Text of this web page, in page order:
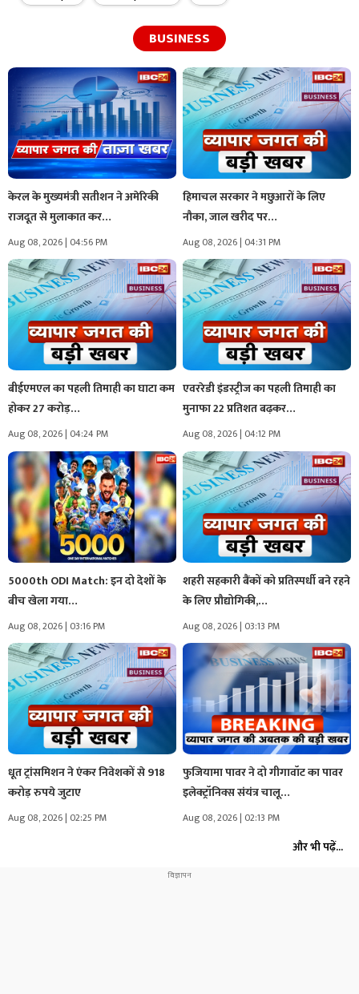
BUSINESS
केरल के मुख्यमंत्री सतीशन ने अमेरिकी
राजदूत से मुलाकात कर…
Aug 08, 2026 | 04:56 PM
हिमाचल सरकार ने मछुआरों के लिए
नौका, जाल खरीद पर…
Aug 08, 2026 | 04:31 PM
बीईएमएल का पहली तिमाही का घाटा कम
होकर 27 करोड़…
Aug 08, 2026 | 04:24 PM
एवररेडी इंडस्ट्रीज का पहली तिमाही का
मुनाफा 22 प्रतिशत बढ़कर…
Aug 08, 2026 | 04:12 PM
5000th ODI Match: इन दो देशों के
बीच खेला गया…
Aug 08, 2026 | 03:16 PM
शहरी सहकारी बैंकों को प्रतिस्पर्धी बने रहने
के लिए प्रौद्योगिकी,…
Aug 08, 2026 | 03:13 PM
धूत ट्रांसमिशन ने एंकर निवेशकों से 918
करोड़ रुपये जुटाए
Aug 08, 2026 | 02:25 PM
फुजियामा पावर ने दो गीगावॉट का पावर
इलेक्ट्रॉनिक्स संयंत्र चालू…
Aug 08, 2026 | 02:13 PM
और भी पढ़ें...